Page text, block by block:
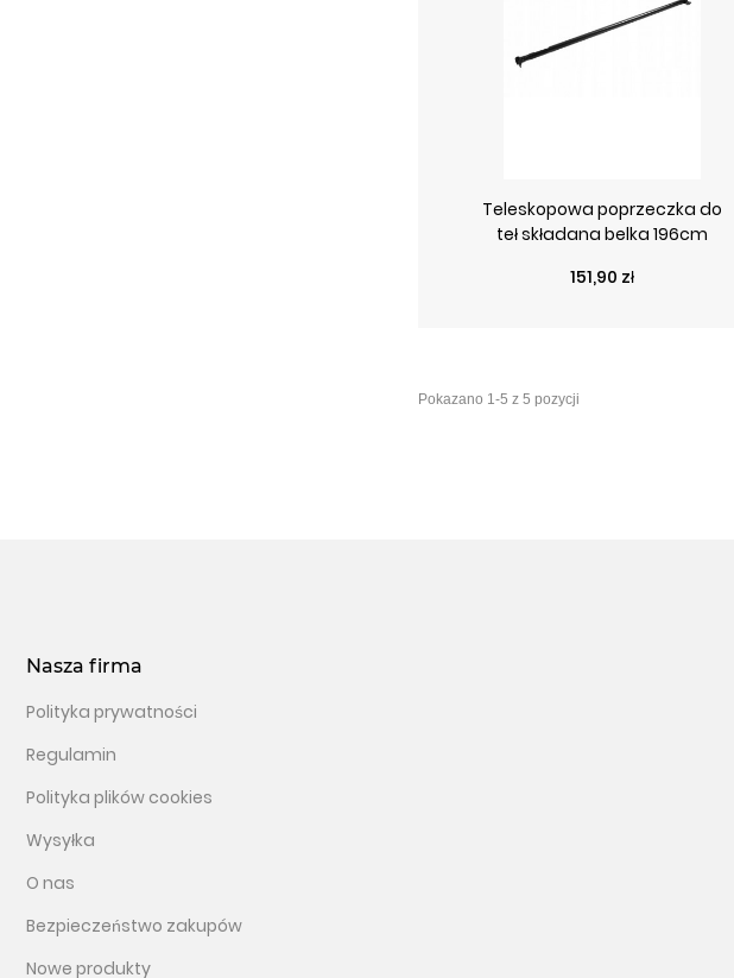
Teleskopowa poprzeczka do
teł składana belka 196cm
Cena
151,90 zł
Nasza firma
Polityka prywatności
Regulamin
Polityka plików cookies
Wysyłka
O nas
Bezpieczeństwo zakupów
Nowe produkty